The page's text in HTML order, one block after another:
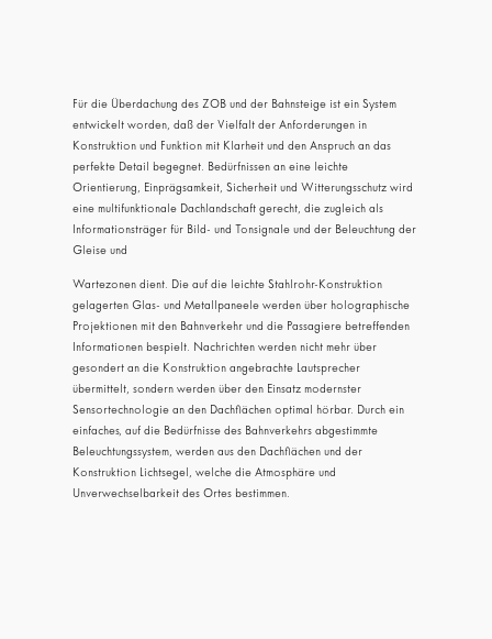
Für die Überdachung des ZOB und der Bahnsteige ist ein System
entwickelt worden, daß der Vielfalt der Anforderungen in
Konstruktion und Funktion mit Klarheit und den Anspruch an das
perfekte Detail begegnet. Bedürfnissen an eine leichte
Orientierung, Einprägsamkeit, Sicherheit und Witterungsschutz wird
eine multifunktionale Dachlandschaft gerecht, die zugleich als
Informationsträger für Bild- und Tonsignale und der Beleuchtung der
Gleise und
Wartezonen dient. Die auf die leichte Stahlrohr-Konstruktion
gelagerten Glas- und Metallpaneele werden über holographische
Projektionen mit den Bahnverkehr und die Passagiere betreffenden
Informationen bespielt. Nachrichten werden nicht mehr über
gesondert an die Konstruktion angebrachte Lautsprecher
übermittelt, sondern werden über den Einsatz modernster
Sensortechnologie an den Dachflächen optimal hörbar. Durch ein
einfaches, auf die Bedürfnisse des Bahnverkehrs abgestimmte
Beleuchtungssystem, werden aus den Dachflächen und der
Konstruktion Lichtsegel, welche die Atmosphäre und
Unverwechselbarkeit des Ortes bestimmen.